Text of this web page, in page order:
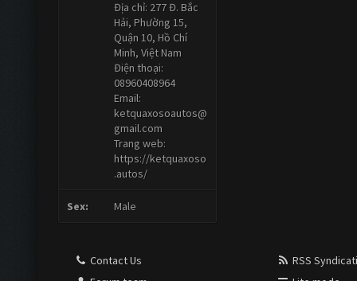
Địa chỉ: 277 Đ. Bắc
Hải, Phường 15,
Quận 10, Hồ Chí
Minh, Việt Nam
Điện thoại:
08960408964
Email:
ketquaxosoautos@
gmail.com
Trang web:
https://ketquaxoso
.autos/
Sex: Male
Contact Us
RSS